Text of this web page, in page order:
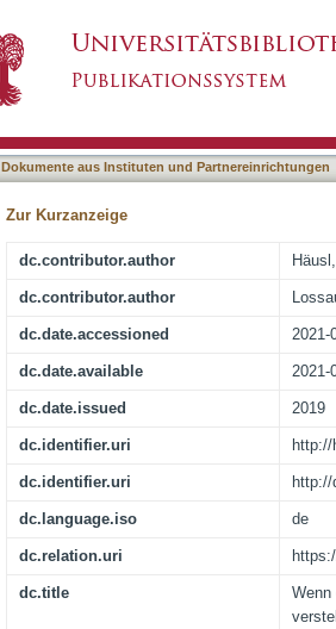
Dokumente aus Instituten und Partnereinrichtungen
Zur Kurzanzeige
dc.contributor.author
dc.contributor.author
dc.date.accessioned 2021-
dc.date.available 2021-
dc.date.issued 2019
dc.identifier.uri http://
dc.identifier.uri http://
dc.language.iso de
dc.relation.uri
dc.title
Wenn